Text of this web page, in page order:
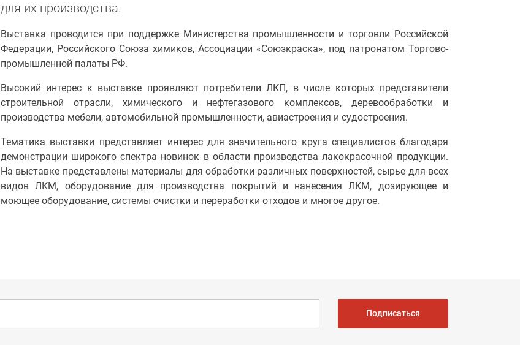
для их производства.
Выставка проводится при поддержке Министерства промышленности и торговли Российской
Федерации, Российского Союза химиков, Ассоциации «Союзкраска», под патронатом Торгово-
промышленной палаты РФ.
Высокий интерес к выставке проявляют потребители ЛКП, в числе которых представители
строительной отрасли, химического и нефтегазового комплексов, деревообработки и
производства мебели, автомобильной промышленности, авиастроения и судостроения.
Тематика выставки представляет интерес для значительного круга специалистов благодаря
демонстрации широкого спектра новинок в области производства лакокрасочной продукции.
На выставке представлены материалы для обработки различных поверхностей, сырье для всех
видов ЛКМ, оборудование для производства покрытий и нанесения ЛКМ, дозирующее и
моющее оборудование, системы очистки и переработки отходов и многое другое.
Подписаться